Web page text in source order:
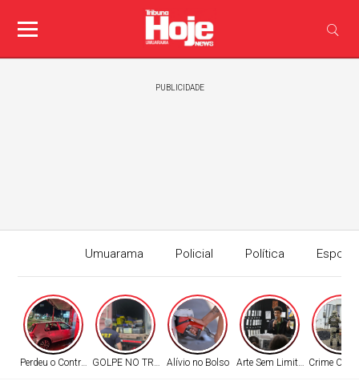
PUBLICIDADE
Umuarama Policial Política
Edição
Perdeu o Controle GOLPE NO TRÁFICOAlívio no Bolso Arte Sem Limites Crime